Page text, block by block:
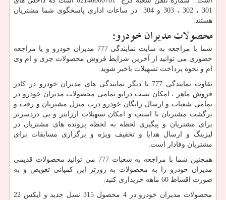
301 ، 302 ، 303 و 304 در ساعات اداری پاسخگوی شما مشتریان
هستند.
محصولات مدیران خودرو:
شما با مراجعه به سایت نمایندگی 777 مدیران خودرو و یا مراجعه
حضوری می توانید از آخرین شرایط فروش محصولات چری و ام وی
ام و نحوه پرداخت تسهیلات باخبر شوید.
تفاوت نمایندگی 777 با دیگر نمایندگی های مدیران خودرو در کادر
فروش ماهر ، امکان تست درایو تمامی محصولات مدیران خودرو در
تمامی شعبات و ارسال رایگان خودرو درب منزل مشتریان و رفت و
برگشت مشتریان با اسنپ و امکان تسهیلات ارزانتر و بی دردسرتر
برای مشتریان و پیگیری لحظه به لحظه پرونده های مشتریان در
لیزینگ و ارسال هدایا و تخفیف ویژه و برگزاری مسابقات برای
مشتریان وفادار است.
همچنین شما با مراجعه به شعبات 777 می توانید محصولات قدیمی
مدیران خودرو را به محصولات به روزتر این کمپانی تعویض و به
صورت اقساط 60 ماهه خریداری کنید.
محصولات مدیران خودرو در 4 محصول 315 نسل جدید و ایکس 22